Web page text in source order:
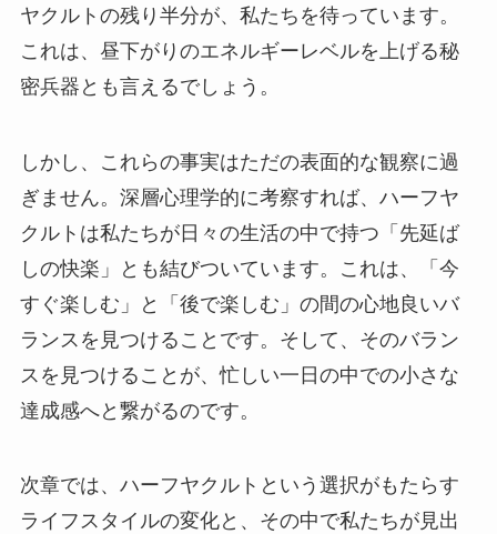
ヤクルトの残り半分が、私たちを待っています。
これは、昼下がりのエネルギーレベルを上げる秘
密兵器とも言えるでしょう。
しかし、これらの事実はただの表面的な観察に過
ぎません。深層心理学的に考察すれば、ハーフヤ
クルトは私たちが日々の生活の中で持つ「先延ば
しの快楽」とも結びついています。これは、「今
すぐ楽しむ」と「後で楽しむ」の間の心地良いバ
ランスを見つけることです。そして、そのバラン
スを見つけることが、忙しい一日の中での小さな
達成感へと繋がるのです。
次章では、ハーフヤクルトという選択がもたらす
ライフスタイルの変化と、その中で私たちが見出